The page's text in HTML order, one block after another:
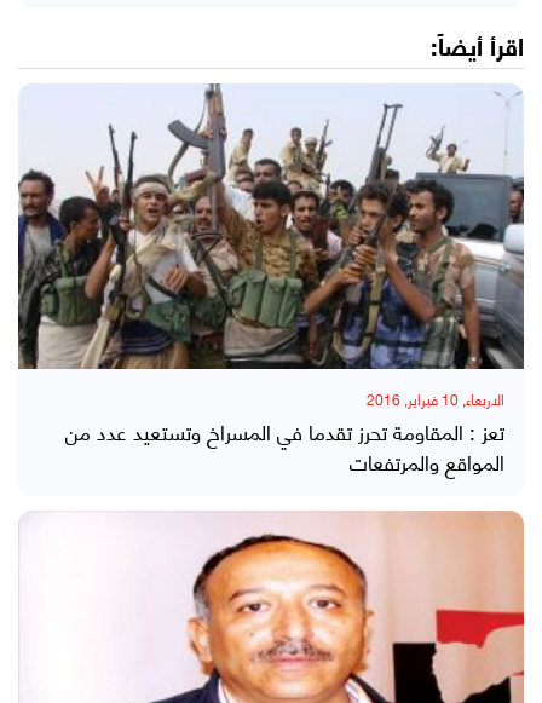
اقرأ أيضاً:
الاربعاء, 10 فبراير, 2016
تعز : المقاومة تحرز تقدما في المسراخ وتستعيد عدد من
المواقع والمرتفعات